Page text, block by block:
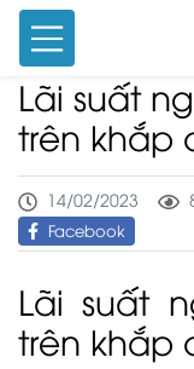
Skip to content
Lãi suất
trên khắp
14/02/2023
Facebook
Lãi suất
trên khắp